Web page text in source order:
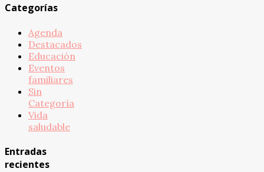
Categorías
Agenda
Destacados
Educación
Eventos
familiares
Sin
Categoría
Vida
saludable
Entradas
recientes